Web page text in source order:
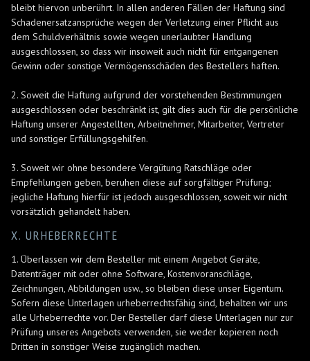
bleibt hiervon unberührt. In allen anderen Fällen der Haftung sind
Schadenersatzansprüche wegen der Verletzung einer Pflicht aus
dem Schuldverhältnis sowie wegen unerlaubter Handlung
ausgeschlossen, so dass wir insoweit auch nicht für entgangenen
Gewinn oder sonstige Vermögensschäden des Bestellers haften.
2. Soweit die Haftung aufgrund der vorstehenden Bestimmungen
ausgeschlossen oder beschränkt ist, gilt dies auch für die persönliche
Haftung unserer Angestellten, Arbeitnehmer, Mitarbeiter, Vertreter
und sonstiger Erfüllungsgehilfen.
3. Soweit wir ohne besondere Vergütung Ratschläge oder
Empfehlungen geben, beruhen diese auf sorgfältiger Prüfung;
jegliche Haftung hierfür ist jedoch ausgeschlossen, soweit wir nicht
vorsätzlich gehandelt haben.
X. URHEBERRECHTE
1. Überlassen wir dem Besteller mit einem Angebot Geräte,
Datenträger mit oder ohne Software, Kostenvoranschläge,
Zeichnungen, Abbildungen usw., so bleiben diese unser Eigentum.
Sofern diese Unterlagen urheberrechtsfähig sind, behalten wir uns
alle Urheberrechte vor. Der Besteller darf diese Unterlagen nur zur
Prüfung unseres Angebots verwenden, sie weder kopieren noch
Dritten in sonstiger Weise zugänglich machen.